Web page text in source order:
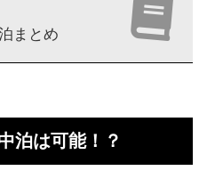
まとめ
泊は可能！？